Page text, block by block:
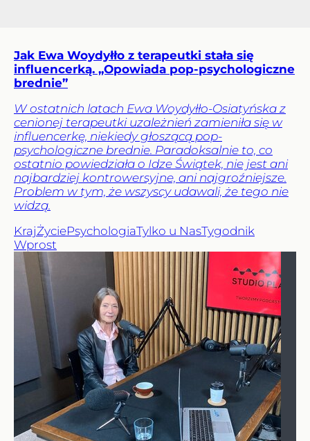
Jak Ewa Woydyłło z terapeutki stała się
influencerką. „Opowiada pop-psychologiczne
brednie”
W ostatnich latach Ewa Woydyłło-Osiatyńska z
cenionej terapeutki uzależnień zamieniła się w
influencerkę, niekiedy głoszącą pop-
psychologiczne brednie. Paradoksalnie to, co
ostatnio powiedziała o Idze Świątek, nie jest ani
najbardziej kontrowersyjne, ani najgroźniejsze.
Problem w tym, że wszyscy udawali, że tego nie
widzą.
KrajŻyciePsychologiaTylko u NasTygodnik
Wprost